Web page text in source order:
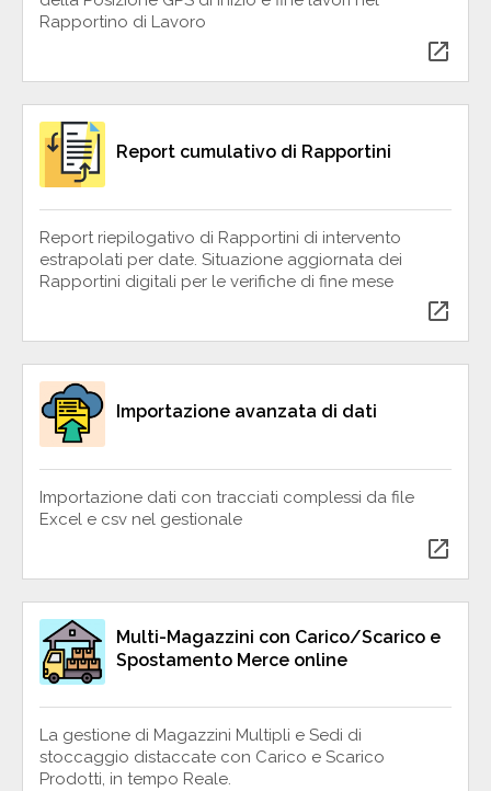
Rapportino di Lavoro
open_in_new
Report cumulativo di Rapportini
Report riepilogativo di Rapportini di intervento
estrapolati per date. Situazione aggiornata dei
Rapportini digitali per le verifiche di fine mese
open_in_new
Importazione avanzata di dati
Importazione dati con tracciati complessi da file
Excel e csv nel gestionale
open_in_new
Multi-Magazzini con Carico/Scarico e
Spostamento Merce online
La gestione di Magazzini Multipli e Sedi di
stoccaggio distaccate con Carico e Scarico
Prodotti, in tempo Reale.